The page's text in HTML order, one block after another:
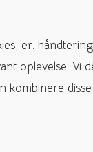
er:
oplevelse. Vi